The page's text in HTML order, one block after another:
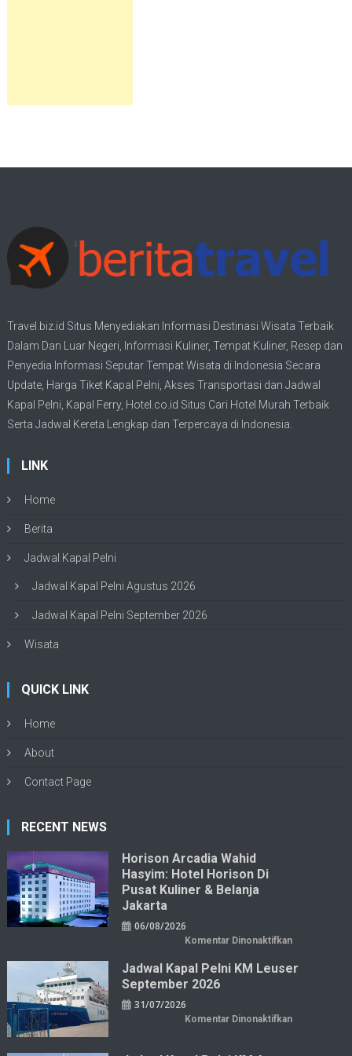
Travel.biz.id Situs Menyediakan Informasi Destinasi Wisata Terbaik
Dalam Dan Luar Negeri, Informasi Kuliner, Tempat Kuliner, Resep dan
Penyedia Informasi Seputar TempatWisata di Indonesia Secara
Update, Harga Tiket Kapal Pelni , Akses Transportasi danJadwal
Kapal Pelni , Kapal Ferry, Hotel.co.id Situs Cari Hotel Murah Terbaik
Serta Jadwal Kereta Lengkap dan Terpercaya di Indonesia.
LINK
Home
Berita
Jadwal Kapal Pelni
Jadwal Kapal Pelni Agustus 2026
Jadwal Kapal Pelni September 2026
Wisata
QUICK LINK
Home
About
Contact Page
RECENT NEWS
Horison Arcadia Wahid
Hasyim: Hotel Horison Di
Pusat Kuliner & Belanja
Jakarta
06/08/2026
Komentar Dinonaktifkanpada
Wahid
Pusat
Kuliner
Jadwal Kapal Pelni KM Leuser
September 2026
31/07/2026
Komentar Dinonaktifkanpada